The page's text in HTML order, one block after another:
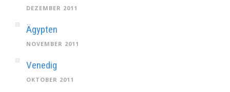
DEZEMBER 2011
Ägypten
NOVEMBER 2011
Venedig
OKTOBER 2011